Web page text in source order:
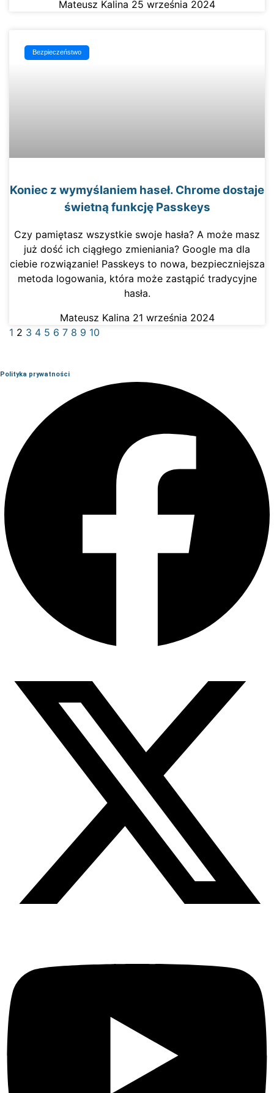
Mateusz Kalina 25 września 2024
Bezpieczeństwo
Koniec z wymyślaniem haseł. Chrome dostaje
świetną funkcję Passkeys
Czy pamiętasz wszystkie swoje hasła? A może masz
już dość ich ciągłego zmieniania? Google ma dla
ciebie rozwiązanie! Passkeys to nowa, bezpieczniejsza
metoda logowania, która może zastąpić tradycyjne
hasła.
Mateusz Kalina 21 września 2024
1 2 3 4 5 6 7 8 9 10
Polityka prywatności